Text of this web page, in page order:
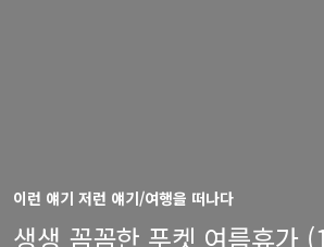
이런 얘기 저런 얘기/여행을 떠나다
생생 꼼꼼한 푸켓 여름휴가